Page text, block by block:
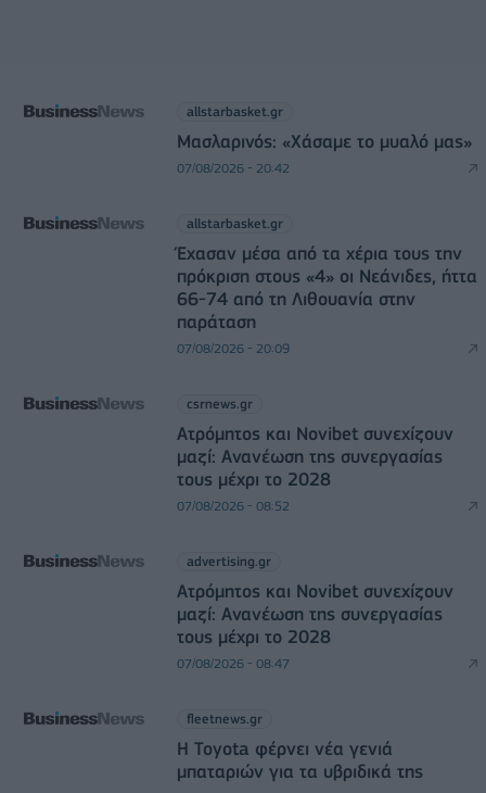
allstarbasket.gr
Μασλαρινός: «Χάσαμε το μυαλό μας»
07/08/2026 - 20:42
allstarbasket.gr
Έχασαν μέσα από τα χέρια τους την
πρόκριση στους «4» οι Νεάνιδες, ήττα
66-74 από τη Λιθουανία στην
παράταση
07/08/2026 - 20:09
csrnews.gr
Ατρόμητος και Novibet συνεχίζουν
μαζί: Ανανέωση της συνεργασίας
τους μέχρι το 2028
07/08/2026 - 08:52
advertising.gr
Ατρόμητος και Novibet συνεχίζουν
μαζί: Ανανέωση της συνεργασίας
τους μέχρι το 2028
07/08/2026 - 08:47
fleetnews.gr
Η Toyota φέρνει νέα γενιά
μπαταριών για τα υβριδικά της